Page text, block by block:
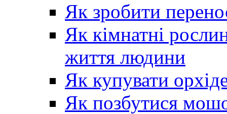
Як зробити
Як кімнатні
життя людини
Як купувати
Як позбутися